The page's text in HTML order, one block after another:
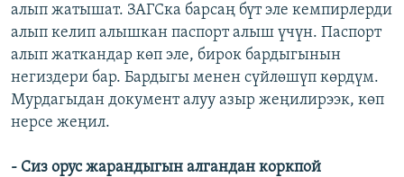
алып жатышат. ЗАГСка барсаң бүт эле кемпирлерди
алып келип алышкан паспорт алыш үчүн. Паспорт
алып жаткандар көп эле, бирок бардыгынын
негиздери бар. Бардыгы менен сүйлөшүп көрдүм.
Мурдагыдан документ алуу азыр жеңилирээк, көп
нерсе жеңил.
- Сиз орус жарандыгын алгандан коркпой